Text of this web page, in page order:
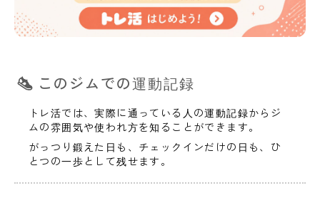
このジムでの運動記録
トレ活では、実際に通っている人の運動記録からジ
ムの雰囲気や使われ方を知ることができます。
がっつり鍛えた日も、チェックインだけの日も、ひ
とつの一歩として残せます。